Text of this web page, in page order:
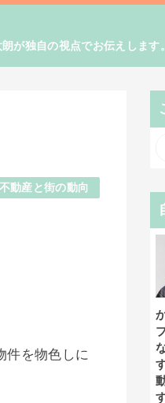
が独自の視点でお伝えします。
動産と街の動向
件を物色しに